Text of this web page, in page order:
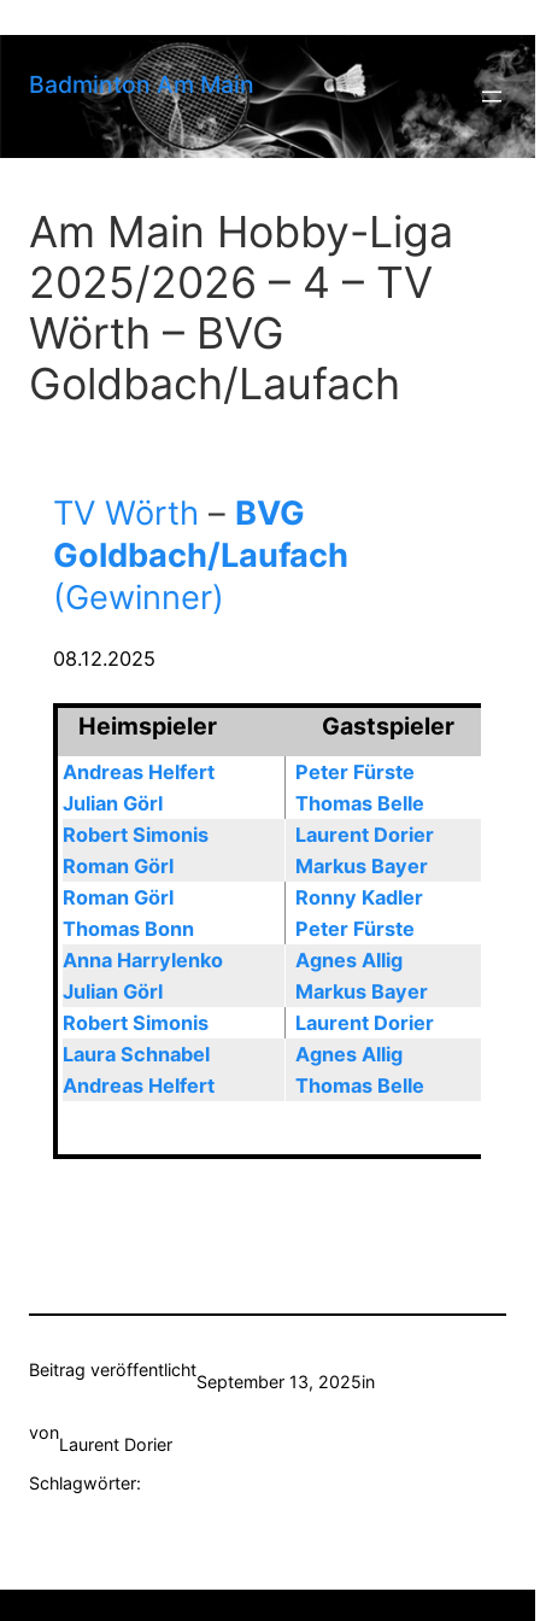
springen
Badminton Am Main
Am Main Hobby-Liga
2025/2026 – 4 – TV
Wörth – BVG
Goldbach/Laufach
TV Wörth – BVG
Goldbach/Laufach
(Gewinner)
08.12.2025
Heimspieler Gastspieler
Andreas Helfert
Julian Görl
Peter Fürste
Thomas Belle
Robert Simonis
Roman Görl
Laurent Dorier
Markus Bayer
Roman Görl
Thomas Bonn
Ronny Kadler
Peter Fürste
Anna Harrylenko
Julian Görl
Agnes Allig
Markus Bayer
Robert Simonis
Laurent Dorier
Laura Schnabel
Andreas Helfert
Agnes Allig
Thomas Belle
Beitrag veröffentlicht
September 13, 2025in
von
Laurent Dorier
Schlagwörter: